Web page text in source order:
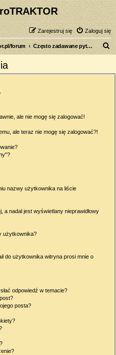
Zaloguj się
Zarejestruj się
forum Często zadawane pytania
ale nie mogę się zalogować!
ale teraz nie mogę się zalogować?!
nazwy użytkownika na liście
a nadal jest wyświetlany nieprawidłowy
użytkownika?
do użytkownika witryna prosi mnie o
odpowiedź w temacie?
posta?